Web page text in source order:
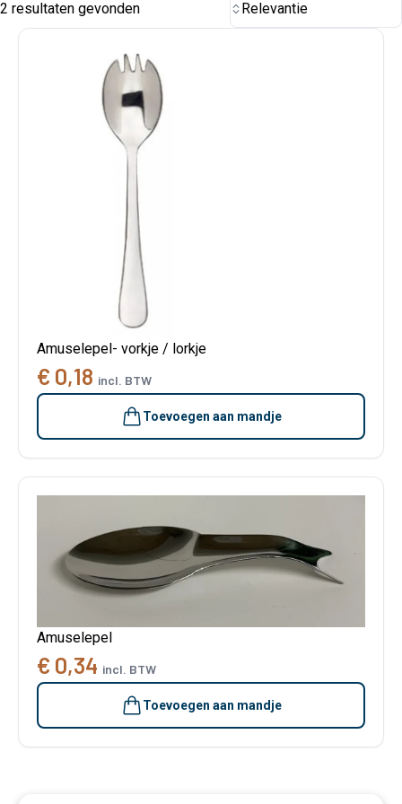
2 resultaten gevonden Relevantie
Amuselepel- vorkje / lorkje
€ 0,18 incl. BTW
Toevoegen aan mandje
Amuselepel
€ 0,34 incl. BTW
Toevoegen aan mandje